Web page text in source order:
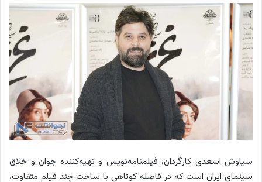
سیاوش اسعدی کارگردان، فیلمنامه‌نویس و تهیه‌کننده جوان و خلاق
سینمای ایران است که در فاصله کوتاهی با ساخت چند فیلم متفاوت،